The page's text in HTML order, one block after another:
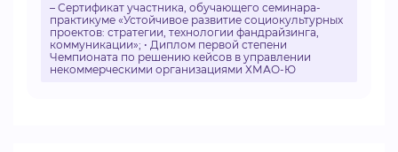
– Сертификат участника, обучающего семинара-
практикуме «Устойчивое развитие социокультурных
проектов: стратегии, технологии фандрайзинга,
коммуникации»; • Диплом первой степени
Чемпионата по решению кейсов в управлении
некоммерческими организациями ХМАО-Ю